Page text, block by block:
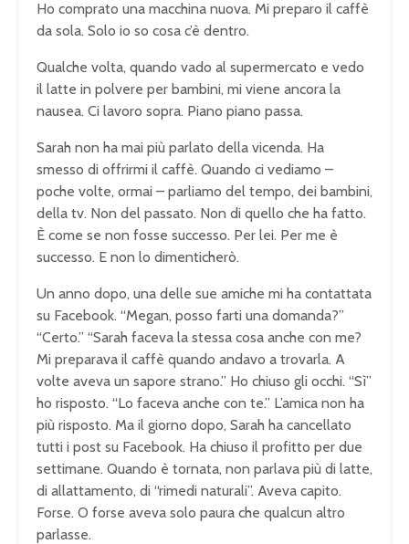
Ho comprato una macchina nuova. Mi preparo il caffè
da sola. Solo io so cosa c’è dentro.
Qualche volta, quando vado al supermercato e vedo
il latte in polvere per bambini, mi viene ancora la
nausea. Ci lavoro sopra. Piano piano passa.
Sarah non ha mai più parlato della vicenda. Ha
smesso di offrirmi il caffè. Quando ci vediamo –
poche volte, ormai – parliamo del tempo, dei bambini,
della tv. Non del passato. Non di quello che ha fatto.
È come se non fosse successo. Per lei. Per me è
successo. E non lo dimenticherò.
Un anno dopo, una delle sue amiche mi ha contattata
su Facebook. “Megan, posso farti una domanda?”
“Certo.” “Sarah faceva la stessa cosa anche con me?
Mi preparava il caffè quando andavo a trovarla. A
volte aveva un sapore strano.” Ho chiuso gli occhi. “Sì”
ho risposto. “Lo faceva anche con te.” L’amica non ha
più risposto. Ma il giorno dopo, Sarah ha cancellato
tutti i post su Facebook. Ha chiuso il profitto per due
settimane. Quando è tornata, non parlava più di latte,
di allattamento, di “rimedi naturali”. Aveva capito.
Forse. O forse aveva solo paura che qualcun altro
parlasse.